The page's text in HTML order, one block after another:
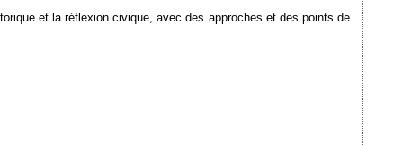
et la réflexion civique, avec des approches et des points de